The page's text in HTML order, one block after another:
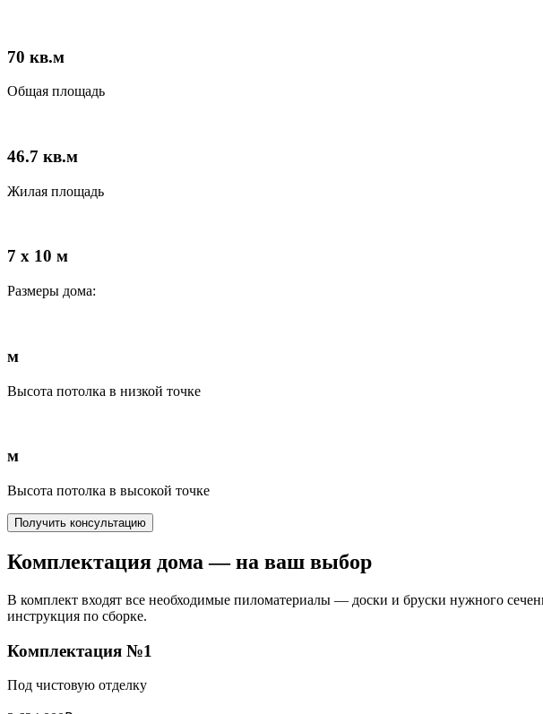
70 кв.м
Общая площадь
46.7 кв.м
Жилая площадь
7 x 10 м
Размеры дома:
м
Высота потолка в низкой точке
м
Высота потолка в высокой точке
Получить консультацию
Комплектация дома— на ваш выбор
В комплект входят все необходимые пиломатериалы — доски и бруски нужного
инструкция по сборке.
Комплектация №1
Под чистовую отделку